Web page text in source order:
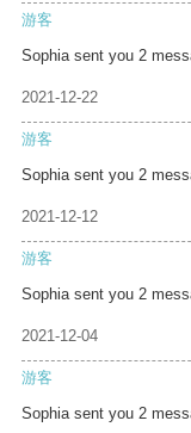
游客
Sophia sent you 2
2021-12-22
游客
Sophia sent you 2
2021-12-12
游客
Sophia sent you 2
2021-12-04
游客
Sophia sent you 2